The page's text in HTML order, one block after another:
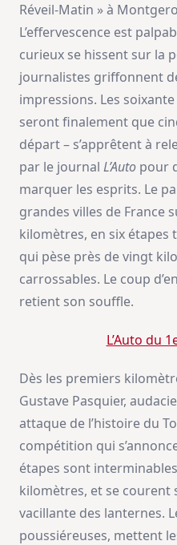
Réveil-Matin » à
L’effervescence est
curieux se hissent sur la
journalistes griffonnent
impressions. Les
seront finalement que
départ – s’apprêtent à
par le journal L’Auto pour
marquer les esprits. Le
grandes villes de France
kilomètres, en six étapes
qui pèse près de vingt
carrossables. Le coup
retient son souffle.
L’Auto du
Dès les premiers
Gustave Pasquier,
attaque de l’histoire du
compétition qui
étapes sont
kilomètres, et se courent
vacillante des lanternes.
poussiéreuses, mettent